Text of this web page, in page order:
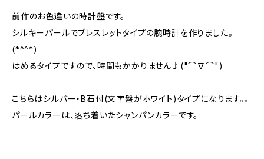
前作のお色違いの時計盤です。
シルキーパールでブレスレットタイプの腕時計を作りました。
(*^^*)
はめるタイプですので、時間もかかりません♪("⌒∇⌒")
こちらはシルバー・B石付(文字盤がホワイト)タイプになります。。
パールカラーは、落ち着いたシャンパンカラーです。